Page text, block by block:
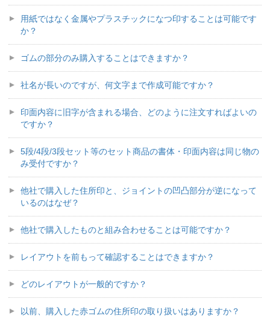
用紙ではなく金属やプラスチックになつ印することは可能です
か？
ゴムの部分のみ購入することはできますか？
社名が長いのですが、何文字まで作成可能ですか？
印面内容に旧字が含まれる場合、どのように注文すればよいの
ですか？
5段/4段/3段セット等のセット商品の書体・印面内容は同じ物の
み受付ですか？
他社で購入した住所印と、ジョイントの凹凸部分が逆になって
いるのはなぜ？
他社で購入したものと組み合わせることは可能ですか？
レイアウトを前もって確認することはできますか？
どのレイアウトが一般的ですか？
以前、購入した赤ゴムの住所印の取り扱いはありますか？